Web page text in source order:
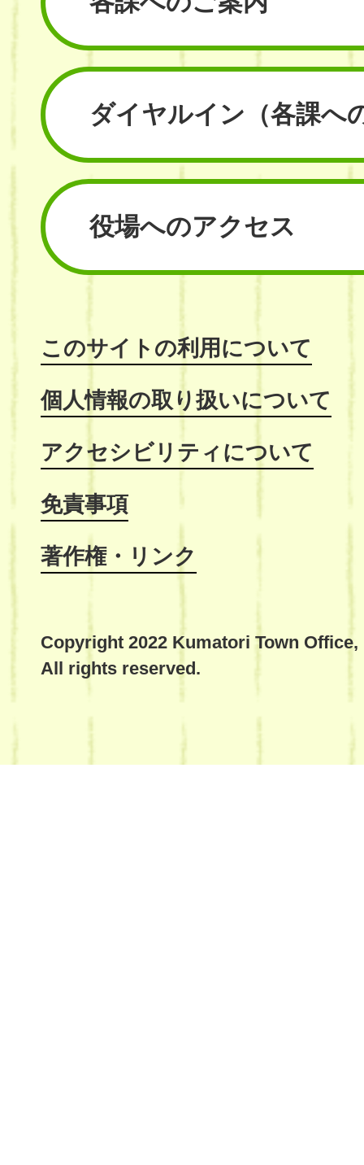
ダイヤルイン （各課へ
役場へのアクセス
このサイトの利用について
個人情報の取り扱いについて
アクセシビリティについて
免責事項
著作権・リンク
Copyright 2022 Kumatori Town Office,
All rights reserved.